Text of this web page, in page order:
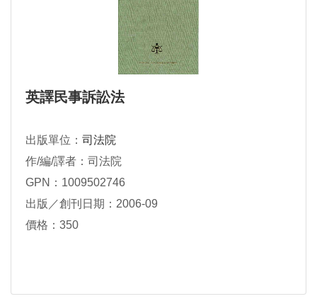
英譯民事訴訟法
出版單位： 司法院
作/編/譯者：司法院
GPN：1009502746
出版／創刊日期：2006-09
價格：350